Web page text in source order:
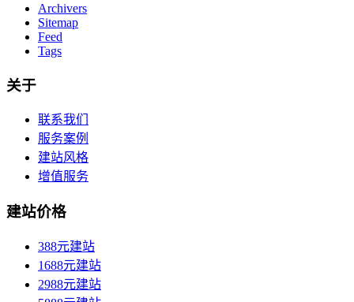
Archivers
Sitemap
Feed
Tags
关于
联系我们
服务案例
建站风格
增值服务
建站价格
388元建站
1688元建站
2988元建站